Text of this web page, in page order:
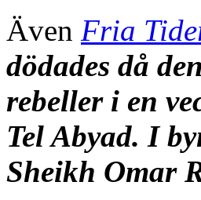
Även Fria
dödades då
rebeller i en
Tel Abyad. I
Sheikh Omar